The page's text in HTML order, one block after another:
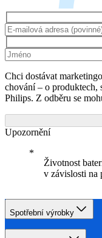
Chci dostávat
chování – o produktech,
Philips. Z odběru se
Upozornění
Životnost
v závislosti na
Spotřební výrobky